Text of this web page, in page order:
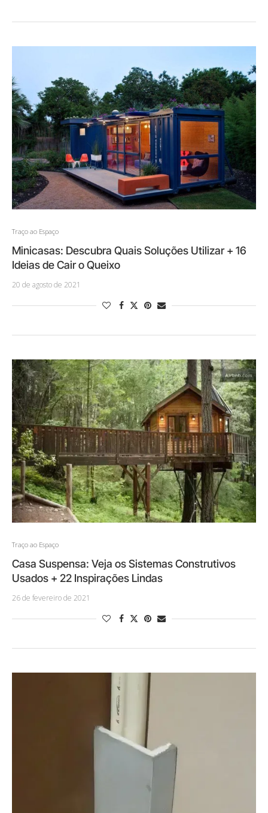
Traço ao Espaço
Minicasas: Descubra Quais Soluções Utilizar + 16
Ideias de Cair o Queixo
20 de agosto de 2021
Traço ao Espaço
Casa Suspensa: Veja os Sistemas Construtivos
Usados + 22 Inspirações Lindas
26 de fevereiro de 2021